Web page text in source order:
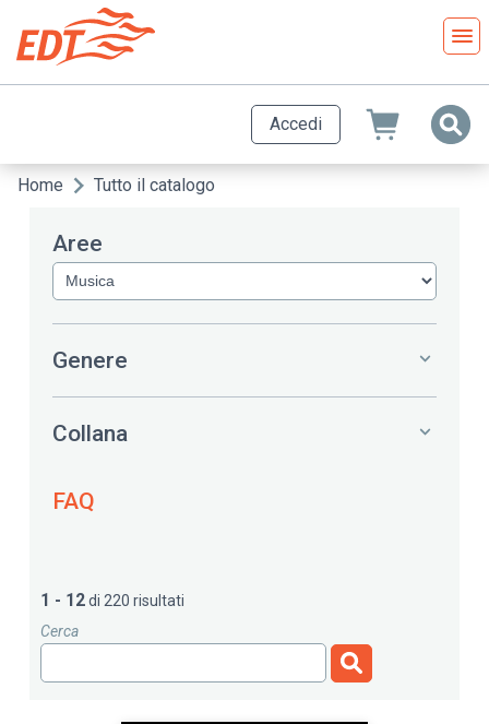
contenuto
principale
Accedi
Briciole
pane
Home Tutto il catalogo
Aree
Genere
Collana
FAQ
1 - 12di 220 risultati
Cerca